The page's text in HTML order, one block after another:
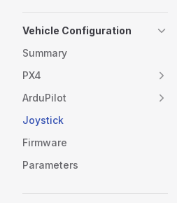
Vehicle Configuration
Summary
PX4
ArduPilot
Joystick
Firmware
Parameters